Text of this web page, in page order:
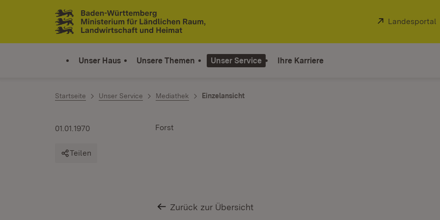
Zum Inhalt springen
Link zur Startseite
Extern:
Landesportal
Unser Haus Unsere Themen Unser Service Ihre Karriere
Startseite Unser Service Mediathek Einzelansicht
Forst
01.01.1970
Teilen
Zurück zur Übersicht